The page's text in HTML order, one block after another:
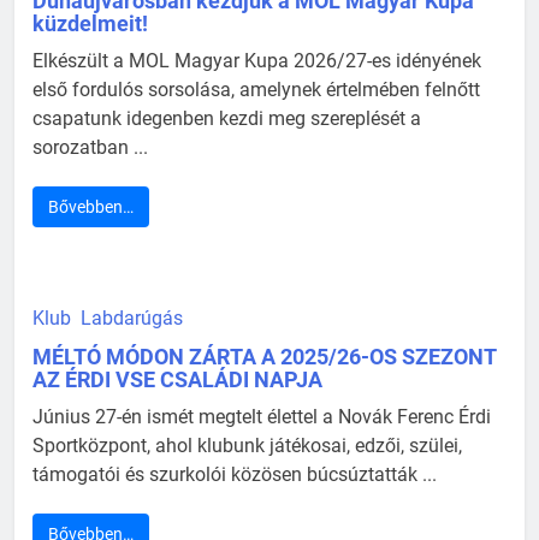
küzdelmeit!
Elkészült a MOL Magyar Kupa 2026/27-es idényének
első fordulós sorsolása, amelynek értelmében felnőtt
csapatunk idegenben kezdi meg szereplését a
sorozatban ...
Bővebben…
Klub Labdarúgás
MÉLTÓ MÓDON ZÁRTA A 2025/26-OS SZEZONT
AZ ÉRDI VSE CSALÁDI NAPJA
Június 27-én ismét megtelt élettel a Novák Ferenc Érdi
Sportközpont, ahol klubunk játékosai, edzői, szülei,
támogatói és szurkolói közösen búcsúztatták ...
Bővebben…